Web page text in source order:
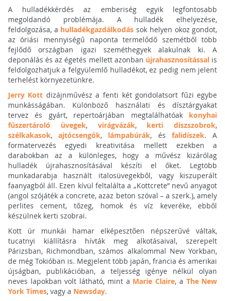
A hulladékkérdés az emberiség egyik legfontosabb
megoldandó problémája. A hulladék elhelyezése,
feldolgozása, a hulladékgazdálkodás sok helyen okoz gondot,
az óriási mennyiségű naponta termelődő szemétből több
fejlődő országban igazi szeméthegyek alakulnak ki. A
deponálás és az égetés mellett azonban újrahasznosítással is
feldolgozhatjuk a felgyülemlő hulladékot, ez pedig nem jelent
terhelést környezetünkre.
Jerry Kott dizájnművész a fenti két gondolatsort fűzi egybe
munkásságában. Különböző használati és dísztárgyakat
tervez és gyárt, repertoárjában megtalálhatóak konyhai
fűszertároló üvegek, virágvázák, kerti díszszobrok,
szélkakasok,ajtócsengők, lámpabúrák, és falidíszek. A
formatervezés egyedi kreativitása mellett ezekben a
darabokban az a különleges, hogy a művész kizárólag
hulladék újrahasznosításával készíti el őket. Legtöbb
munkadarabja használt italosüvegekből, vagy kiszuperált
faanyagból áll. Ezen kívül feltalálta a „Kottcrete” nevű anyagot
(angol szójáték a concrete, azaz beton szóval – a szerk.), amely
perlites cement, tőzeg, homok és víz keveréke, ebből
készülnek kerti szobrai.
Kott úr munkái hamar elképesztően népszerűvé váltak,
tucatnyi kiállításra hívták meg alkotásaival, szerepelt
Párizsban, Richmondban, számos alkalommal New Yorkban,
de még Tokióban is. Megjelent több japán, francia és amerikai
újságban, publikációban, a teljesség igénye nélkül olyan
neves lapokban volt látható, mint a Marie Claire, a The New
York Times, vagy a Newsday.